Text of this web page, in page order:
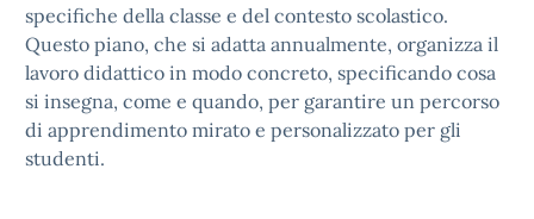
specifiche della classe e del contesto scolastico.
Questo piano, che si adatta annualmente, organizza il
lavoro didattico in modo concreto, specificando cosa
si insegna, come e quando, per garantire un percorso
di apprendimento mirato e personalizzato per gli
studenti.